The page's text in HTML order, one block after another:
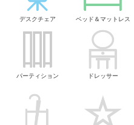
デスクチェア ベッド＆マットレス
パーティション ドレッサー